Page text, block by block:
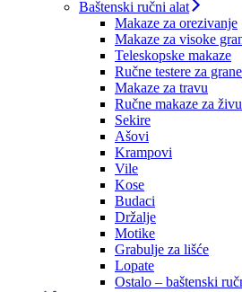
Baštenski ručni alat
Makaze za orezivanje
Makaze za visoke
Teleskopske makaze
Ručne testere za grane
Makaze za travu
Ručne makaze za
Sekire
Ašovi
Krampovi
Vile
Kose
Budaci
Držalje
Motike
Grabulje za lišće
Lopate
Ostalo – baštenski